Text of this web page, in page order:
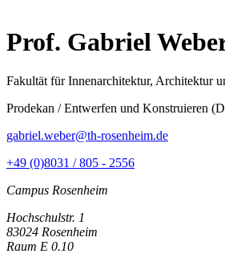
Prof. Gabriel
Fakultät für Innenarchitektur, Architektur
Prodekan / Entwerfen und Konstruieren
gabriel.weber@th-rosenheim.de
+49 (0)8031 / 805 - 2556
Campus Rosenheim
Hochschulstr. 1
83024 Rosenheim
Raum E 0.10